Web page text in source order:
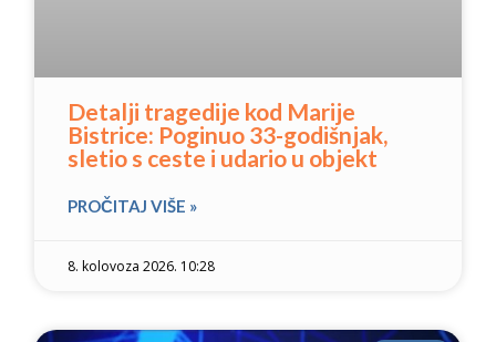
Detalji tragedije kod Marije
Bistrice: Poginuo 33-godišnjak,
sletio s ceste i udario u objekt
PROČITAJ VIŠE »
8. kolovoza 2026. 10:28